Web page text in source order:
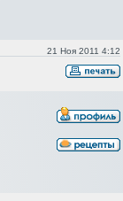
21 Ноя 2011 4:12